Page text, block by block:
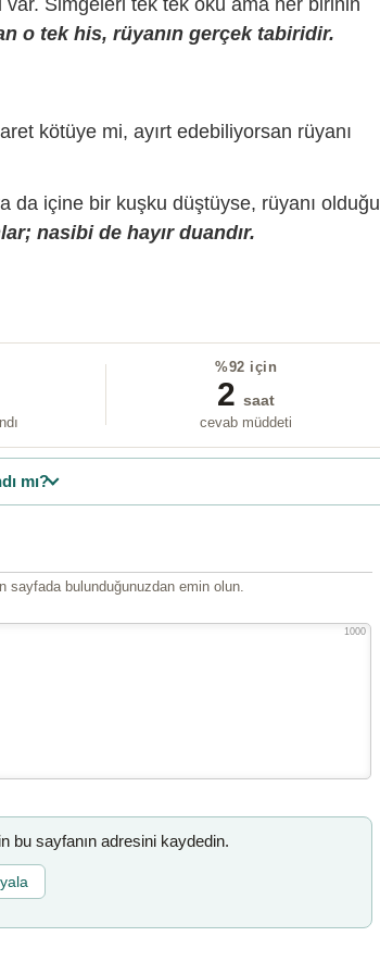
o tek his, rüyanın gerçek tabiridir.
kötüye mi, ayırt edebiliyorsan rüyanı
da içine bir kuşku düştüyse, rüyanı olduğu
nasibi de hayır duandır.
%92 için
2 saat
cevab müddeti
mı?
sayfada bulunduğunuzdan emin olun.
1000
bu sayfanın adresini kaydedin.